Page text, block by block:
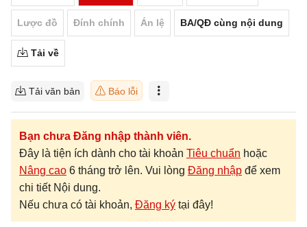
Lược đồ Đính chính Án lệ BA/QĐ cùng nội dung
Tải về
Tải văn bản Báo lỗi
Bạn chưa Đăng nhập thành viên.
Đây là tiện ích dành cho tài khoản Tiêu chuẩn hoặc
Nâng cao 6 tháng trở lên. Vui lòng Đăng nhập để xem
chi tiết Nội dung.
Nếu chưa có tài khoản, Đăng ký tại đây!